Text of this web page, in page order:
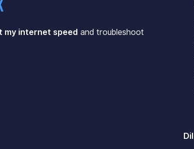
my internet speed and troubleshoot
Dil